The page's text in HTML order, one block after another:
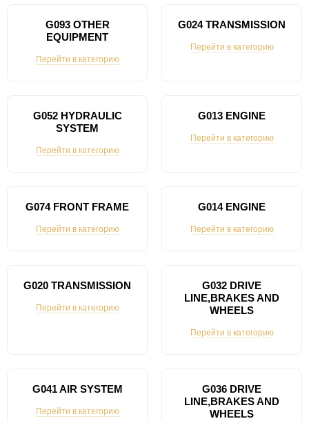
G093 OTHER
EQUIPMENT
Перейти в категорию
G024 TRANSMISSION
Перейти в категорию
G052 HYDRAULIC
SYSTEM
Перейти в категорию
G013 ENGINE
Перейти в категорию
G074 FRONT FRAME
Перейти в категорию
G014 ENGINE
Перейти в категорию
G020 TRANSMISSION
Перейти в категорию
G032 DRIVE
LINE,BRAKES AND
WHEELS
Перейти в категорию
G041 AIR SYSTEM
Перейти в категорию
G036 DRIVE
LINE,BRAKES AND
WHEELS